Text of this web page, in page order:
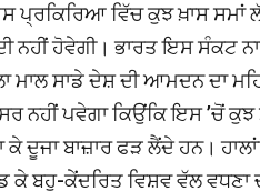
ਪ੍ਰਕਿਰਿਆ ਵਿੱਚ ਕੁਝ ਖ਼ਾਸ ਸਮਾਂ
ਨਹੀਂ ਹੋਵੇਗੀ। ਭਾਰਤ ਇਸ ਸੰਕਟ
ਮਾਲ ਸਾਡੇ ਦੇਸ਼ ਦੀ ਆਮਦਨ ਦਾ
ਨਹੀਂ ਪਵੇਗਾ ਕਿਉਂਕਿ ਇਸ ’ਚੋਂ
ਦੂਜਾ ਬਾਜ਼ਾਰ ਫੜ ਲੈਂਦੇ ਹਨ।
ਬਹੁ-ਕੇਂਦਰਿਤ ਵਿਸ਼ਵ ਵੱਲ ਵਧਣਾ